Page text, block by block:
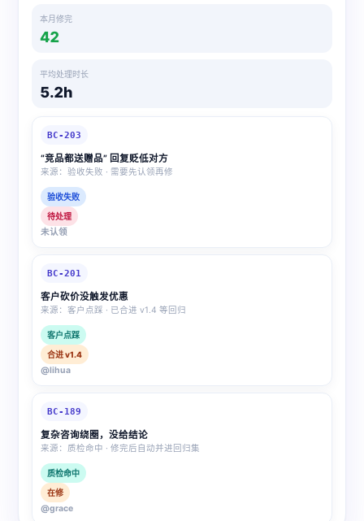
本月修完
42
平均处理时长
5.2h
BC-203
“竞品都送赠品” 回复贬低对方
来源：验收失败 · 需要先认领再修
验收失败
待处理
未认领
BC-201
客户砍价没触发优惠
来源：客户点踩 · 已合进 v1.4 等回归
客户点踩
合进 v1.4
@lihua
BC-189
复杂咨询绕圈，没给结论
来源：质检命中 · 修完后自动并进回归集
质检命中
在修
@grace